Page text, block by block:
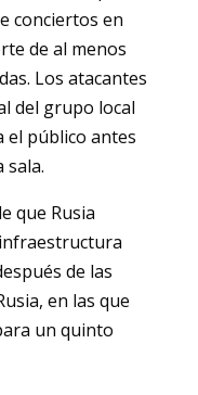
conciertos en
de al menos
Los atacantes
del grupo local
el público antes
sala.
que Rusia
de las
en las que
un quinto